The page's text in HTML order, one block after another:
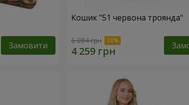
Замовити
Кошик "51 червона троянда"
6 084 грн